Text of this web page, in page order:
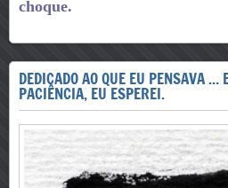
choque.
DEDICADO AO QUE EU PENSAVA ...
PACIÊNCIA, EU ESPEREI.